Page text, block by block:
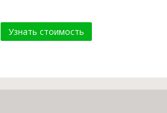
Узнать стоимость